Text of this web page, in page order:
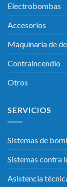
Electrobombas
Accesorios
Maquinaria de
Contraincendio
Otros
SERVICIOS
Sistemas de
Sistemas contra
Asistencia